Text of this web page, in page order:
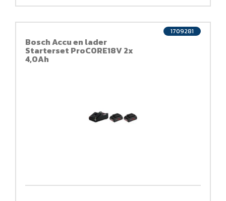
Bosch Accu en lader
Starterset ProCORE18V 2x
4,0Ah
1709281